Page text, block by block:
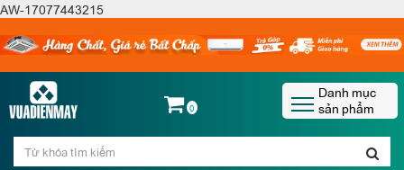
AW-17077443215
0
Danh mục
sản phẩm